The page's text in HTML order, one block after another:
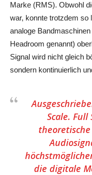
Marke (RMS). Obwohl
war, konnte trotzdem so
analoge
Headroom genannt)
Signal wird nicht gleich
sondern kontinuierlich
Scale. Full
die digitale